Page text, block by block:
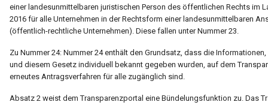
einer landesunmittelbaren juristischen Person des öffentlichen Rechts im
2016 für alle Unternehmen in der Rechtsform einer landesunmittelbaren
(öffentlich-rechtliche Unternehmen). Diese fallen unter Nummer 23.
Zu Nummer 24: Nummer 24 enthält den Grundsatz, dass die
und diesem Gesetz individuell bekannt gegeben wurden, auf dem
erneutes Antragsverfahren für alle zugänglich sind.
Absatz 2 weist dem Transparenzportal eine Bündelungsfunktion zu. Das